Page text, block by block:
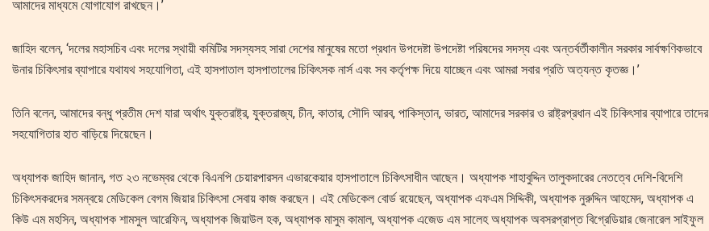
আমাদের মাধ্যমে যোগাযোগ রাখছেন।’
জাহিদ বলেন, ‘দলের মহাসচিব এবং দলের স্থায়ী কমিটির সদস্যসহ সারা দেশের মানুষের মতো প্রধান উপদেষ্টা উপদেষ্টা পরিষদের সদস্য এবং অন্তর্বর্তীকালীন সরকার সার্বক্ষণিকভাবে
উনার চিকিৎসার ব্যাপারে যথাযথ সহযোগিতা, এই হাসপাতাল হাসপাতালের চিকিৎসক নার্স এবং সব কর্তৃপক্ষ দিয়ে যাচ্ছেন এবং আমরা সবার প্রতি অত্যন্ত কৃতজ্ঞ।’
তিনি বলেন, আমাদের বন্ধু প্রতীম দেশ যারা অর্থাৎ যুক্তরাষ্ট্র, যুক্তরাজ্য, চীন, কাতার, সৌদি আরব, পাকিস্তান, ভারত, আমাদের সরকার ও রাষ্ট্রপ্রধান এই চিকিৎসার ব্যাপারে তাদের
সহযোগিতার হাত বাড়িয়ে দিয়েছেন।
অধ্যাপক জাহিদ জানান, গত ২৩ নভেম্বর থেকে বিএনপি চেয়ারপারসন এভারকেয়ার হাসপাতালে চিকিৎসাধীন আছেন। অধ্যাপক শাহাবুদ্দিন তালুকদারের নেতত্বে দেশি-বিদেশি
চিকিৎসকরদের সমন্বয়ে মেডিকেল বেগম জিয়ার চিকিৎসা সেবায় কাজ করছেন। এই মেডিকেল বোর্ড রয়েছেন, অধ্যাপক এফএম সিদ্দিকী, অধ্যাপক নুরুদ্দিন আহমেদ, অধ্যাপক এ
কিউ এম মহসিন, অধ্যাপক শামসুল আরেফিন, অধ্যাপক জিয়াউল হক, অধ্যাপক মাসুম কামাল, অধ্যাপক এজেড এম সালেহ অধ্যাপক অবসরপ্রাপ্ত বিগ্রেডিয়ার জেনারেল সাইফুল